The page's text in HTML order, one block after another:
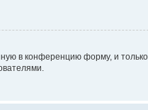
в конференцию форму, и